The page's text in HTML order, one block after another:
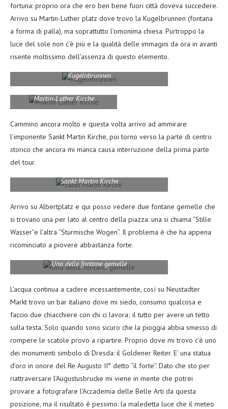
fortuna: proprio ora che ero ben bene fuori città doveva succedere.
Arrivo su Martin-Luther platz dove trovo la Kugelbrunnen (fontana
a forma di palla), ma soprattutto l’omonima chiesa. Purtroppo la
luce del sole non c’è più e la qualità delle immagini da ora in avanti
risente moltissimo dell’assenza di questo elemento.
Kugelnbrunnen
Martin-Luther Kirche
Cammino ancora molto e questa volta arrivo ad ammirare
l’imponente Sankt Martin Kirche, poi torno verso la parte di centro
storico che ancora mi manca causa interruzione della prima parte
del tour.
Sankt Martin Kirche
Arrivo su Albertplatz e qui posso vedere due fontane gemelle che
si trovano una per lato al centro della piazza: una si chiama “Stille
Wasser”e l’altra “Sturmische Wogen”. Il problema è che ha appena
ricominciato a piovere abbastanza forte.
Una delle fontane gemelle
L’acqua continua a cadere incessantemente, così su Neustadter
Markt trovo un bar italiano dove mi siedo, consumo qualcosa e
faccio due chiacchiere con chi ci lavora; il tutto per avere un tetto
sulla testa. Solo quando sono sicuro che la pioggia abbia smesso di
rompere le scatole provo a ripartire. Proprio dove mi trovo c’è uno
dei monumenti simbolo di Dresda: il Goldener Reiter. E’ una statua
d’oro in onore del Re Augusto II° detto “il forte”. Dato che sto per
riattraversare l’Augustusbrucke mi viene in mente che potrei
provare a fotografare l’Accademia delle Belle Arti da questa
posizione, ma il risultato è pessimo: la maledetta luce che il meteo